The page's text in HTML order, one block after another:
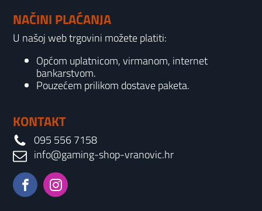
NAČINI PLAĆANJA
U našoj web trgovini možete platiti:
Općom uplatnicom, virmanom, internet
bankarstvom.
Pouzećem prilikom dostave paketa.
KONTAKT
095 556 7158
info@gaming-shop-vranovic.hr